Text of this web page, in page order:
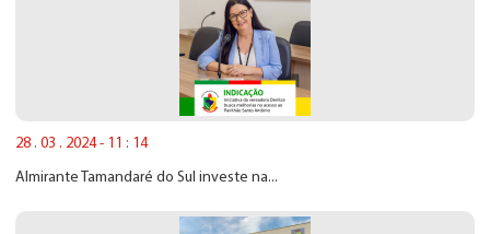
28 . 03 . 2024 - 11 : 14
Almirante Tamandaré do Sul investe na...